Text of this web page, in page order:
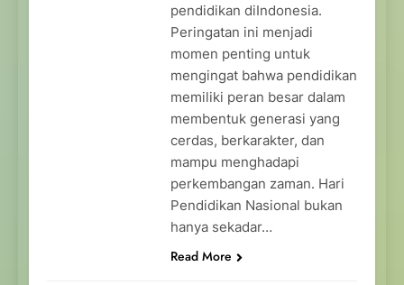
pendidikan diIndonesia.
Peringatan ini menjadi
momen penting untuk
mengingat bahwa pendidikan
memiliki peran besar dalam
membentuk generasi yang
cerdas, berkarakter, dan
mampu menghadapi
perkembangan zaman. Hari
Pendidikan Nasional bukan
hanya sekadar…
Read More